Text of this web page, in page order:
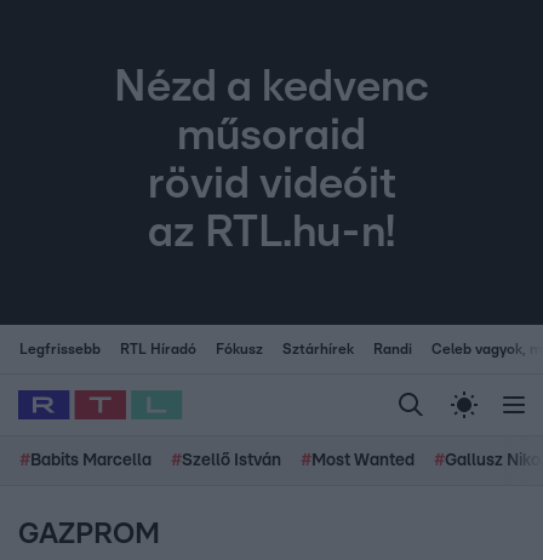
Nézd a kedvenc
műsoraid
rövid videóit
az RTL.hu-n!
Legfrissebb RTL Híradó Fókusz Sztárhírek Randi Celeb vagyok,
# Babits Marcella #Szellő István # Most Wanted #Gallusz
GAZPROM